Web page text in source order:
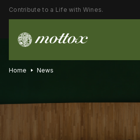
Contribute to a Life with Wines.
Home News